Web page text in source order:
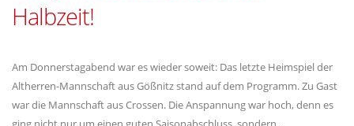
Halbzeit!
Am Donnerstagabend war es wieder soweit: Das letzte Heimspiel der
Altherren-Mannschaft aus Gößnitz stand auf dem Programm. Zu Gast
war die Mannschaft aus Crossen. Die Anspannung war hoch, denn es